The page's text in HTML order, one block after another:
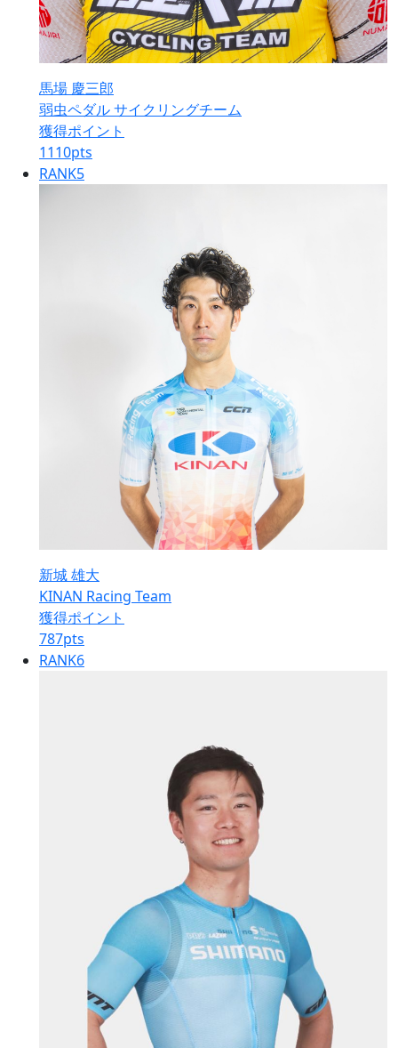
馬場 慶三郎
弱虫ペダル サイクリングチーム
獲得ポイント
1110pts
RANK5
新城 雄大
KINAN Racing Team
獲得ポイント
787pts
RANK6